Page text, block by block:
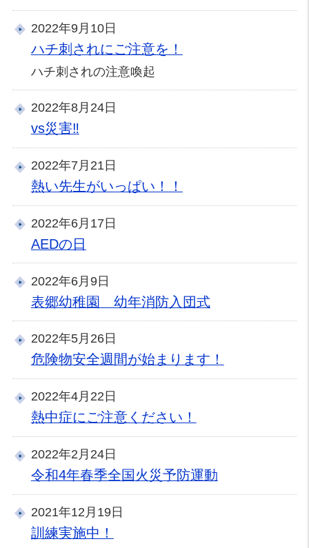
2022年9月10日
ハチ刺されにご注意を！
ハチ刺されの注意喚起
2022年8月24日
vs災害‼
2022年7月21日
熱い先生がいっぱい！！
2022年6月17日
AEDの日
2022年6月9日
表郷幼稚園 幼年消防入団式
2022年5月26日
危険物安全週間が始まります！
2022年4月22日
熱中症にご注意ください！
2022年2月24日
令和4年春季全国火災予防運動
2021年12月19日
訓練実施中！